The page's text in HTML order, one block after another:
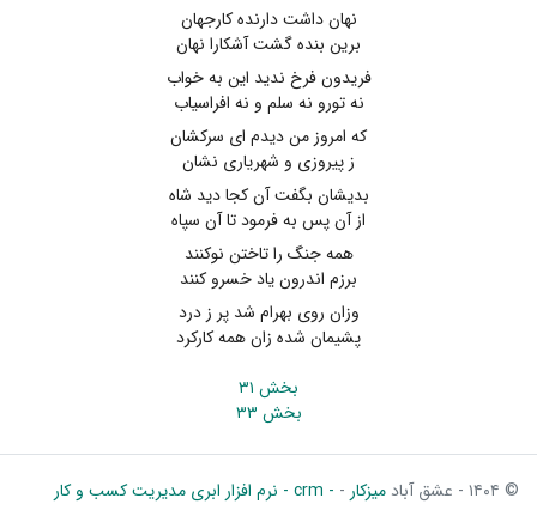
نهان داشت دارنده کارجهان
برین بنده گشت آشکارا نهان
فریدون فرخ ندید این به خواب
نه تورو نه سلم و نه افراسیاب
که امروز من دیدم ای سرکشان
ز پیروزی و شهریاری نشان
بدیشان بگفت آن کجا دید شاه
از آن پس به فرمود تا آن سپاه
همه جنگ را تاختن نوکنند
برزم اندرون یاد خسرو کنند
وزان روی بهرام شد پر ز درد
پشیمان شده زان همه کارکرد
بخش ۳۱
بخش ۳۳
© ۱۴۰۴ - عشق آباد میزکار - - crm - نرم افزار ابری مدیریت کسب و کار